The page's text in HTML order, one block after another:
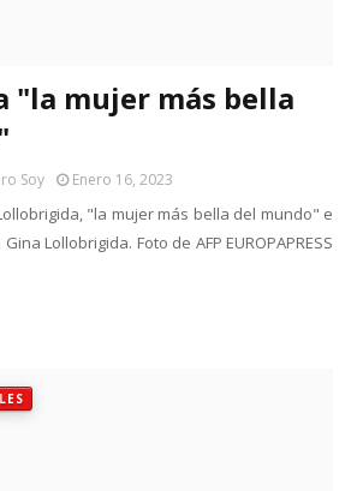
"la mujer más bella
Soy Enero 16, 2023
"la mujer más bella del mundo" e
Lollobrigida. Foto de AFP EUROPAPRESS